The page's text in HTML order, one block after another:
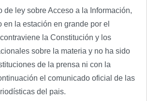
de ley sobre Acceso a la Información,
en la estación en grande por el
la Constitución y los
sobre la materia y no ha sido
de la prensa ni con la
el comunicado oficial de las
del pais.